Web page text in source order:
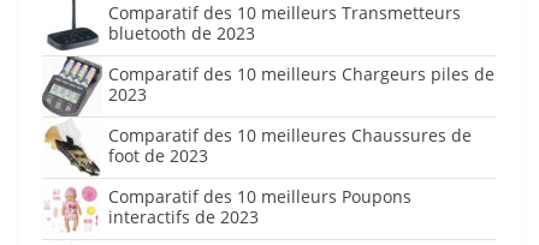
Comparatif des 10 meilleurs Transmetteurs
bluetooth de 2023
Comparatif des 10 meilleurs Chargeurs piles de
2023
Comparatif des 10 meilleures Chaussures de
foot de 2023
Comparatif des 10 meilleurs Poupons
interactifs de 2023